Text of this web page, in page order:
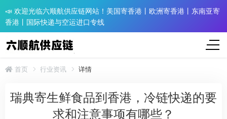
📣 欢迎光临六顺航供应链网站！美国寄香港丨欧洲寄香港丨东南亚寄
香港丨国际快递与空运进口专线
首页 行业资讯 详情
瑞典寄生鲜食品到香港，冷链快递的要
求和注意事项有哪些？​